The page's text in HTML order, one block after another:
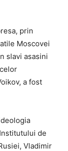
prin
Moscovei
slavi asasini
a fost
de
Vladimir